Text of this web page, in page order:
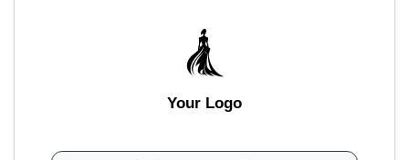
Your Logo